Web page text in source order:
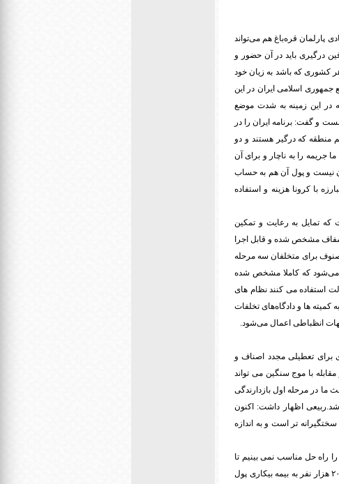
پارلمان قره‌باغ هم می‌تواند
درگیری باید در آن حضور و
کشوری که باشد به زیان خود
جمهوری اسلامی ایران در این
در این زمینه به شدت موضع
و گفت: برنامه ایران را در
منطقه که درگیر هستند و دو
جریمه را به ناچار و برای آن
نیست و پول آن هم به حساب
با کرونا هزینه و استفاده
تمایل به رعایت و تمکین
مشخص شده و قابل اجرا
برای متخلفان سه مرحله
می‌شود که کاملا مشخص شده
استفاده می کنند نظام های
ها و دادگاه‌های تخلفات
انظباطی اعمال می‌شود.
برای تعطیلی مجدد اصناف و
با موج سنگین می تواند
ما در مرحله اول بازدارندگی
اظهار داشت: اکنون
تر است و به اندازه
راه حل مناسب نمی بینیم تا
کی تعطیل کنیم این چالش جهانی است بخصوص کشور ما که در تحریم به سر می برد ما یک میلیون و ۲۰۰ هزار نفر به بیمه بیکاری پول